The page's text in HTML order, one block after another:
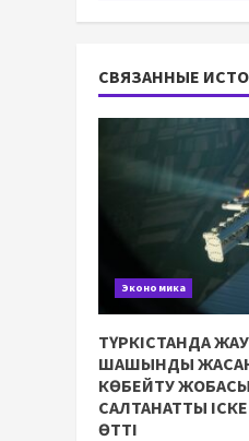
СВЯЗАННЫЕ
Экономика
ТҮРКІСТАНДА
ШАШЫНДЫ
КӨБЕЙТУ
САЛТАНАТТЫ
ӨТТІ